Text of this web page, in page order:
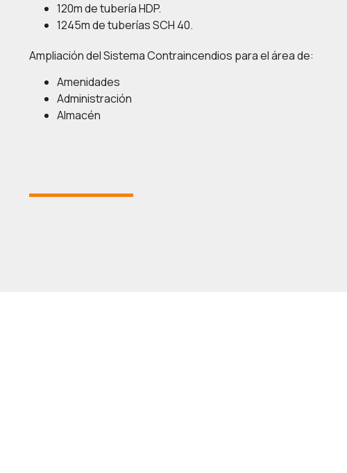
120m de tubería HDP.
1245m de tuberías SCH 40.
Ampliación del Sistema Contraincendios para el área de:
Amenidades
Administración
Almacén